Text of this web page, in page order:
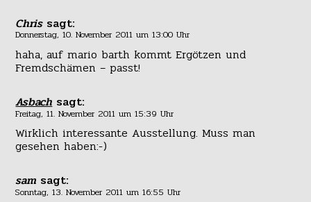
Chris sagt:
Donnerstag, 10. November 2011 um 13:00 Uhr
haha, auf mario barth kommt Ergötzen und
Fremdschämen – passt!
Asbach sagt:
Freitag, 11. November 2011 um 15:39 Uhr
Wirklich interessante Ausstellung. Muss man
gesehen haben:-)
sam sagt:
Sonntag, 13. November 2011 um 16:55 Uhr